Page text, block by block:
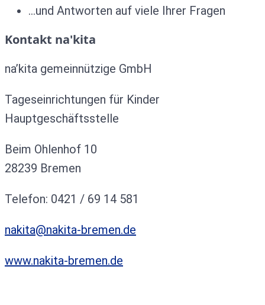
…und Antworten auf viele Ihrer Fragen
Kontakt na'kita
na’kita gemeinnützige GmbH
Tageseinrichtungen für Kinder
Hauptgeschäftsstelle
Beim Ohlenhof 10
28239 Bremen
Telefon: 0421 / 69 14 581
nakita@nakita-bremen.de
www.nakita-bremen.de